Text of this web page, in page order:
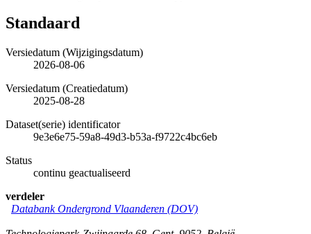
Standaard
Versiedatum (Wijzigingsdatum)
2026-08-06
Versiedatum (Creatiedatum)
2025-08-28
Dataset(serie) identificator
9e3e6e75-59a8-49d3-b53a-f9722c4bc6eb
Status
continu geactualiseerd
verdeler
Databank Ondergrond Vlaanderen (DOV)